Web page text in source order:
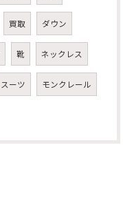
買取 ダウン
靴 ネックレス
スーツ モンクレール